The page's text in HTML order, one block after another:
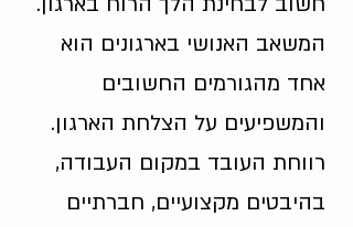
המשאב האנושי בארגונים הוא
אחד מהגורמים החשובים
והמשפיעים על הצלחת הארגון.
רווחת העובד במקום העבודה,
בהיבטים מקצועיים, חברתיים